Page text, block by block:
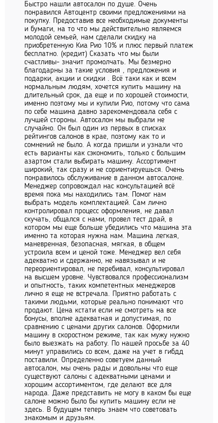
Быстро нашли автосалон по душе. Очень
понравился Автоцентр своими предложениями на
покупку. Предоставив все необходимые документы
и бумаги, на то что мы действительно являемся
молодой семьей, нам сделали скидку на
приобретенную Киа Рио 10% и плюс первый платеж
бесплатно. (кредит) Сказать что мы были
счастливы- значит промолчать. Мы безмерно
благодарны за такие условия , предложения и
подарки, акции и скидки . Всё таки как и всем
нормальным людям, хочется купить машину на
длительный срок, да еще и по хорошей стоимости,
именно поэтому мы и купили Рио, потому что сама
по себе машина давно зарекомендовала себя с
лучшей стороны. Автосалон мы выбрали не
случайно. Он был один из первых в списках
рейтингов салонов в крае, поэтому как то и
сомнений не было. А когда пришли и узнали что
есть варианты как сэкономить, только с большим
азартом стали выбирать машину. Ассортимент
широкий, так сразу и не сориентируешься. Очень
понравилось обслуживание в данном автосалоне.
Менеджер сопровождал нас консультацией всё
время пока мы находились там. Помог нам
выбрать модель комплектацией. Сам лично
контролировал процесс оформления, не давал
скучать, общался с нами, провел тест драй, в
котором мы еще больше убедились что машина эта
именно та которая нужна нам. Машина легкая,
маневренная, безопасная, мягкая, в общем
устроила всем и ценой тоже. Менеджер вел себя
адекватно и сдержанно, не навязывал и не
переориентировал, не перебивал, консультировал
на высшем уровне. Чувствовался профессионализм
и опытность, таких компетентных менеджеров
лично я еще не встречала. Приятно работать с
такими людьми, которые реально понимают что
продают. Цена кстати если не смотреть на все
бонусы, вполне адекватная и допустимая, по
сравнению с ценами других салонов. Оформили
машину в скоростном режиме, так как мужу нужно
было выезжать на работу. По нашей просьбе за 40
минут управились со всем, даже на учет в гибдд
поставили. Определенно советуем данный
автосалон, мы очень рады и довольны что еще
существуют салоны с адекватными ценами и
хорошим ассортиментом, где делают все для
народа. Даже представить не могу в каком бы еще
салоне можно было бы купить машину если не
здесь. В будущем теперь знаем что советовать
знакомым и друзьям.